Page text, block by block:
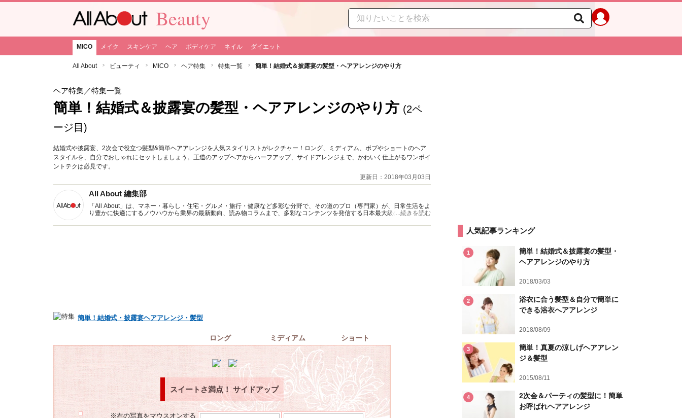
Beauty
MICO メイク スキンケア ヘア ボディケア ネイル ダイエット
All About ビューティ MICO ヘア特集 特集一覧 簡単！結婚式＆披露宴の髪型・ヘアアレンジのやり方
ヘア特集／特集一覧
簡単！結婚式＆披露宴の髪型・ヘアアレンジのやり方 (2ペ
ージ目)
結婚式や披露宴、2次会で役立つ髪型&簡単ヘアアレンジを人気スタイリストがレクチャー！ロング、ミディアム、ボブやショートのヘア
スタイルを、自分でおしゃれにセットしましょう。王道のアップヘアからハーフアップ、サイドアレンジまで、かわいく仕上がるワンポイ
ントテクは必見です。
更新日：2018年03月03日
All About 編集部
「All About」は、マネー・暮らし・住宅・グルメ・旅行・健康など多彩な分野で、その道のプロ（専門家）が、日常生活をよ
り豊かに快適にするノウハウから業界の最新動向、読み物コラムまで、多彩なコンテンツを発信する日本最大級の総合情報サ
...続きを読む
簡単！結婚式・披露宴ヘアアレンジ・髪型
ロング ミディアム ショート
スイートさ満点！ サイドアップ
※右の写真をマウスオンする
人気記事ランキング
1
簡単！結婚式＆披露宴の髪型・
ヘアアレンジのやり方
2018/03/03
2
浴衣に合う髪型＆自分で簡単に
できる浴衣へアアレンジ
2018/08/09
3
簡単！真夏の涼しげヘアアレン
ジ＆髪型
2015/08/11
4
2次会＆パーティの髪型に！簡単
お呼ばれヘアアレンジ